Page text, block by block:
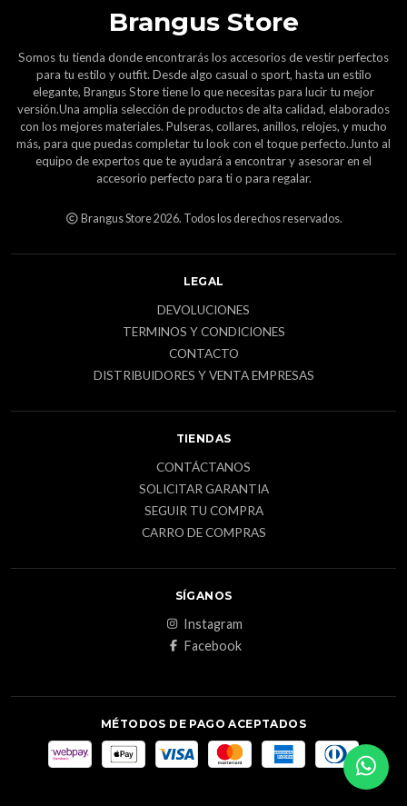
Brangus Store
Somos tu tienda donde encontrarás los accesorios de vestir perfectos
para tu estilo y outfit. Desde algo casual o sport, hasta un estilo
elegante, Brangus Store tiene lo que necesitas para lucir tu mejor
versión.Una amplia selección de productos de alta calidad, elaborados
con los mejores materiales. Pulseras, collares, anillos, relojes, y mucho
más, para que puedas completar tu look con el toque perfecto.Junto al
equipo de expertos que te ayudará a encontrar y asesorar en el
accesorio perfecto para ti o para regalar.
Brangus Store 2026. Todos los derechos reservados.
LEGAL
DEVOLUCIONES
TERMINOS Y CONDICIONES
CONTACTO
DISTRIBUIDORES Y VENTA EMPRESAS
TIENDAS
CONTÁCTANOS
SOLICITAR GARANTIA
SEGUIR TU COMPRA
CARRO DE COMPRAS
SÍGANOS
Instagram
Facebook
MÉTODOS DE PAGO ACEPTADOS